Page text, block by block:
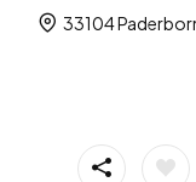
33104